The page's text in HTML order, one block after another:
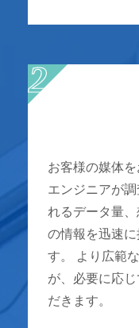
お客様の媒体
エンジニアが
れるデータ量
の情報を迅速
す。 より広範
が、必要に応
だきます。